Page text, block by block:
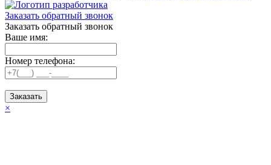
Заказать обратный звонок
Заказать обратный звонок
Ваше имя:
Номер телефона:
Заказать
×